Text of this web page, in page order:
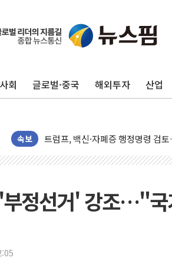
사회 글로벌·중국 해외투자 산업
속보
미 연준 매파 기세 꺾이나…고용 감
[종합] 이슬람 수니파 3국, '공동방
美 항소법원, 백악관 무도회장 공
이란 핵심 원유 수출항 '하르그섬
[AI MY 뉴스] 뉴욕 반도체주 프리
뉴욕증시 프리뷰, 美 고용 쇼크에
부정선거' 강조…"